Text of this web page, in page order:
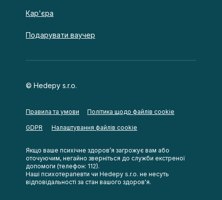
Кар'єра
Подарувати ваучер
© Hedepy s.r.o.
Правила та умови Політика щодо файлів cookie
GDPR Налаштування файлів cookie
Якщо ваше психічне здоров’я загрожує вам або
оточуючим, негайно зверніться до служби екстреної
допомоги (телефон: 112).
Наші психотерапевти чи Hedepy s.r.o. не несуть
відповідальності за стан вашого здоров'я.